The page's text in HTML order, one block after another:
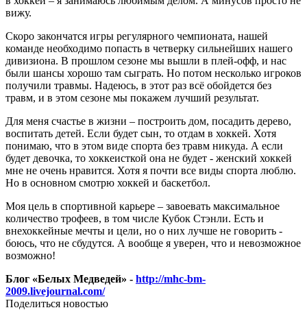
вижу.
Скоро закончатся игры регулярного чемпионата, нашей
команде необходимо попасть в четверку сильнейших нашего
дивизиона. В прошлом сезоне мы вышли в плей-офф, и нас
были шансы хорошо там сыграть. Но потом несколько игроков
получили травмы. Надеюсь, в этот раз всё обойдется без
травм, и в этом сезоне мы покажем лучший результат.
Для меня счастье в жизни – построить дом, посадить дерево,
воспитать детей. Если будет сын, то отдам в хоккей. Хотя
понимаю, что в этом виде спорта без травм никуда. А если
будет девочка, то хоккеисткой она не будет - женский хоккей
мне не очень нравится. Хотя я почти все виды спорта люблю.
Но в основном смотрю хоккей и баскетбол.
Моя цель в спортивной карьере – завоевать максимальное
количество трофеев, в том числе Кубок Стэнли. Есть и
внехоккейные мечты и цели, но о них лучше не говорить -
боюсь, что не сбудутся. А вообще я уверен, что и невозможное
возможно!
Блог «Белых Медведей» - http://mhc-bm-
2009.livejournal.com/
Поделиться новостью